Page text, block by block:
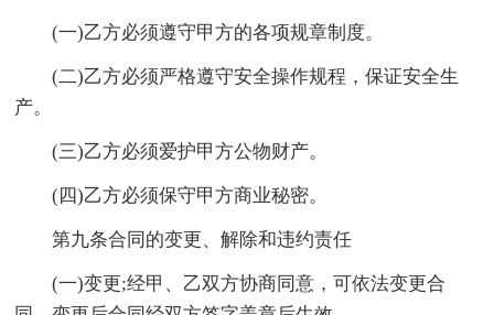
(一)乙方必须遵守甲方的各项规章制度。
(二)乙方必须严格遵守安全操作规程，保证安全生
产。
(三)乙方必须爱护甲方公物财产。
(四)乙方必须保守甲方商业秘密。
第九条合同的变更、解除和违约责任
(一)变更;经甲、乙双方协商同意，可依法变更合